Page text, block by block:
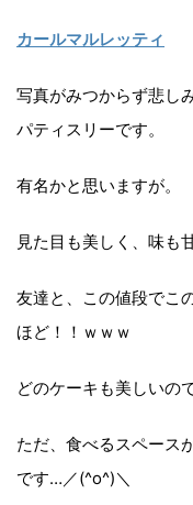
カールマルレッティ
写真がみつからず悲し
パティスリーです。
有名かと思いますが。
見た目も美しく、味も
友達と、この値段でこ
ほど！！ｗｗｗ
どのケーキも美しいの
ただ、食べるスペース
です…／(^o^)＼